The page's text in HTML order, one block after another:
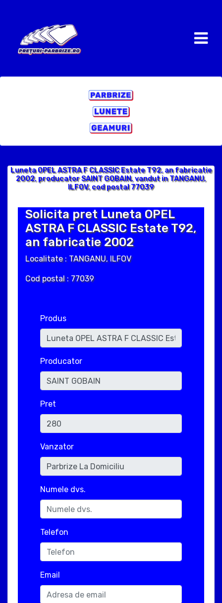
Luneta OPEL ASTRA F CLASSIC Estate T92, an fabricatie
2002, producator SAINT GOBAIN, vandut in TANGANU,
ILFOV, cod postal 77039
Solicita pret Luneta OPEL
ASTRA F CLASSIC Estate T92,
an fabricatie 2002
Localitate : TANGANU, ILFOV
Cod postal : 77039
Produs
Producator
Pret
Vanzator
Numele dvs.
Telefon
Email